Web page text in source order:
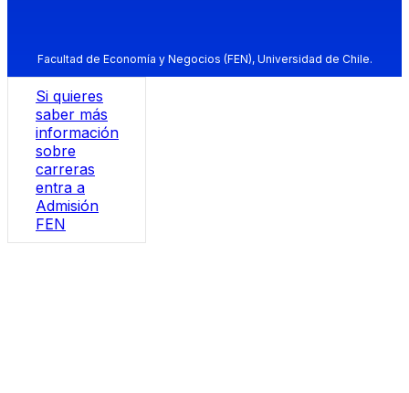
Facultad de Economía y Negocios (FEN), Universidad de Chile.
Si quieres
saber más
información
sobre
carreras
entra a
Admisión
FEN